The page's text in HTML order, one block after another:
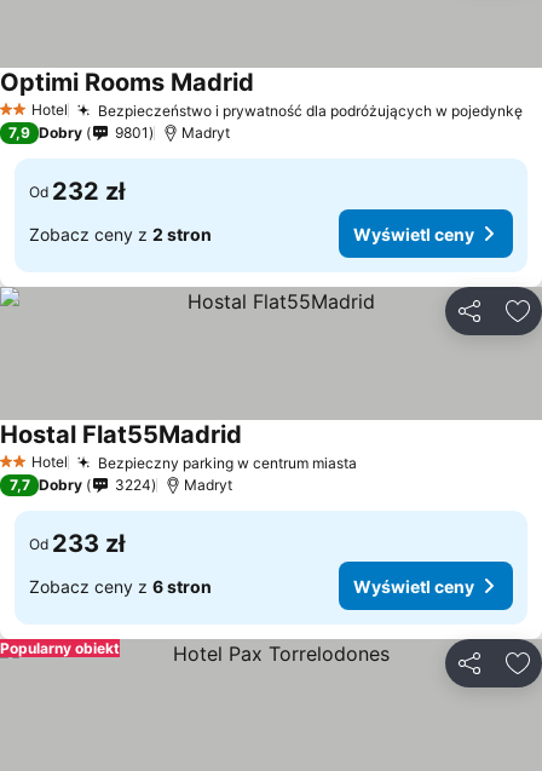
2 Kategoria
Hotel Bezpieczeństwo i prywatność dla podróżujących w pojedynkę
Optimi Rooms Madrid
7,9 Dobry 9801 Madryt
Od 232 zł
Zobacz ceny z 2 stron Wyświetl ceny
2 Kategoria
Hotel Bezpieczny parking w centrum miasta
Hostal Flat55Madrid
7,7 Dobry 3224 Madryt
Od 233 zł
Zobacz ceny z 6 stron Wyświetl ceny
Popularny obiekt